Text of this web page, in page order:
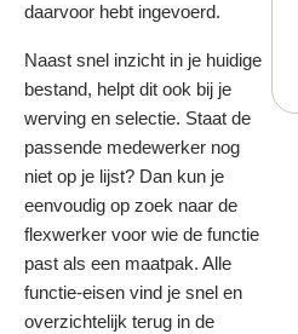
daarvoor hebt ingevoerd.
Naast snel inzicht in je huidige
bestand, helpt dit ook bij je
werving en selectie. Staat de
passende medewerker nog
niet op je lijst? Dan kun je
eenvoudig op zoek naar de
flexwerker voor wie de functie
past als een maatpak. Alle
functie-eisen vind je snel en
overzichtelijk terug in de